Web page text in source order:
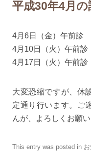
平成30年4月
4月6日（金）午前診
4月10日（火）午前診
4月17日（火）午前診
大変恐縮ですが、休
定通り行います。ご
んが、よろしくお願い
This entry was posted in